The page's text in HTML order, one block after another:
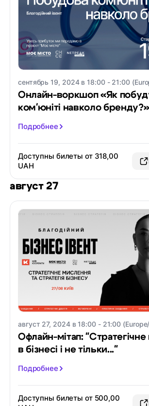
сентябрь 19, 2024 в 18:00 - 21:00
Онлайн-воркшоп «Як
комʼюніті навколо бренду?»
Подробнее
Доступны билеты от 318,00
UAH
август 27
август 27, 2024 в 18:00 - 21:00
Офлайн-мітап:
в бізнесі і не тільки..."
Подробнее
Доступны билеты от 500,00